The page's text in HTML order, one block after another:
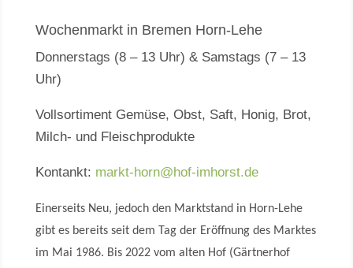
Wochenmarkt in Bremen Horn-Lehe
Donnerstags (8 – 13 Uhr) & Samstags (7 – 13
Uhr)
Vollsortiment Gemüse, Obst, Saft, Honig, Brot,
Milch- und Fleischprodukte
Kontankt: markt-horn@hof-imhorst.de
Einerseits Neu, jedoch den Marktstand in Horn-Lehe
gibt es bereits seit dem Tag der Eröffnung des Marktes
im Mai 1986. Bis 2022 vom alten Hof (Gärtnerhof